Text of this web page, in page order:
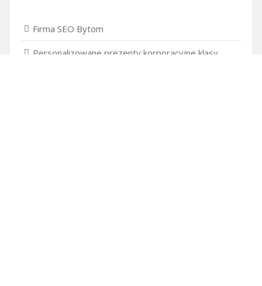
Firma SEO Bytom
Personalizowane prezenty korporacyjne klasy